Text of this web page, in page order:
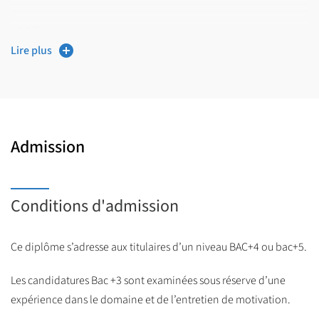
UE 2 - 24h : approche juridique des risques psychosociaux.
risques majeurs.
d’évaluation des risques (DUER).
Lire plus
Admission
Conditions d'admission
Ce diplôme s’adresse aux titulaires d’un niveau BAC+4 ou bac+5.
Les candidatures Bac +3 sont examinées sous réserve d’une
expérience dans le domaine et de l’entretien de motivation.